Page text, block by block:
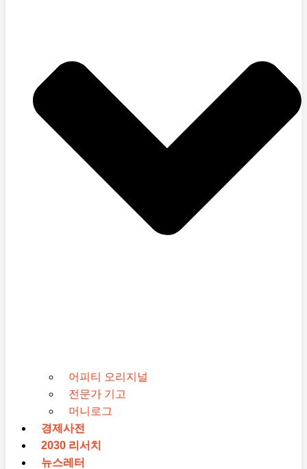
어피티 오리지널
전문가 기고
머니로그
경제사전
2030 리서치
뉴스레터